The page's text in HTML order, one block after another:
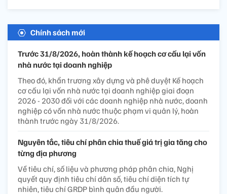
Chính sách mới
Trước 31/8/2026, hoàn thành kế hoạch cơ cấu lại vốn
nhà nước tại doanh nghiệp
Theo đó, khẩn trương xây dựng và phê duyệt Kế hoạch
cơ cấu lại vốn nhà nước tại doanh nghiệp giai đoạn
2026 - 2030 đối với các doanh nghiệp nhà nước, doanh
nghiệp có vốn nhà nước thuộc phạm vi quản lý, hoàn
thành trước ngày 31/8/2026.
Nguyên tắc, tiêu chí phân chia thuế giá trị gia tăng cho
từng địa phương
Về tiêu chí, số liệu và phương pháp phân chia, Nghị
quyết quy định tiêu chí dân số, tiêu chí diện tích tự
nhiên, tiêu chí GRDP bình quân đầu người.